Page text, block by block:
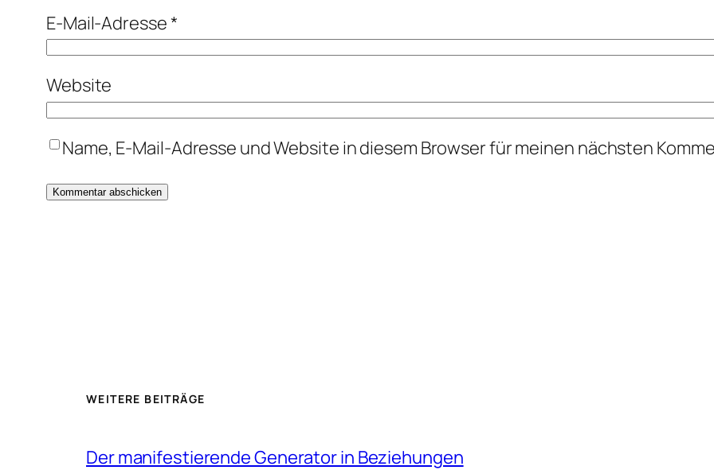
E-Mail-Adresse*
Website
Name, E-Mail-Adresse und Website in diesem Browser für meinen nächsten
WEITERE BEITRÄGE
Der manifestierende Generator in Beziehungen